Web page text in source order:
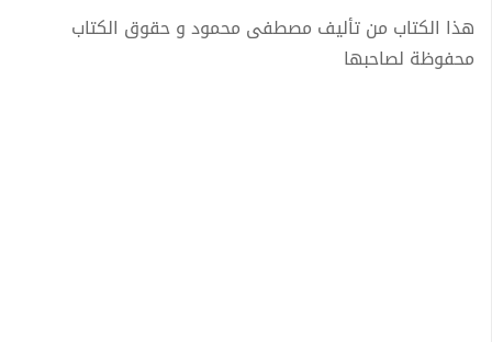
هذا الكتاب من تأليف مصطفى محمود و حقوق الكتاب
محفوظة لصاحبها